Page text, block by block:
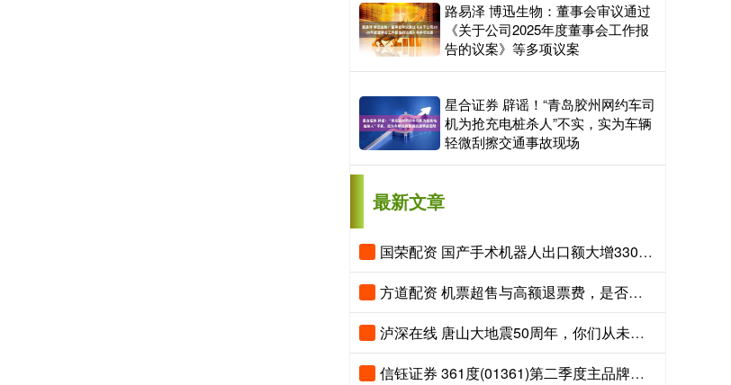
路易泽 博迅生物：董事会审议通过
《关于公司2025年度董事会工作报
告的议案》等多项议案
星合证券 辟谣！“青岛胶州网约车司
机为抢充电桩杀人”不实，实为车辆
轻微刮擦交通事故现场
最新文章
国荣配资 国产手术机器人出口额大增330%，“新新三样”圈粉全球
方道配资 机票超售与高额退票费，是否触碰公平消费底线？
泸深在线 唐山大地震50周年，你们从未走远，我们从未忘记！
信钰证券 361度(01361)第二季度主品牌产品零售额同比取得中高单位数的正增长